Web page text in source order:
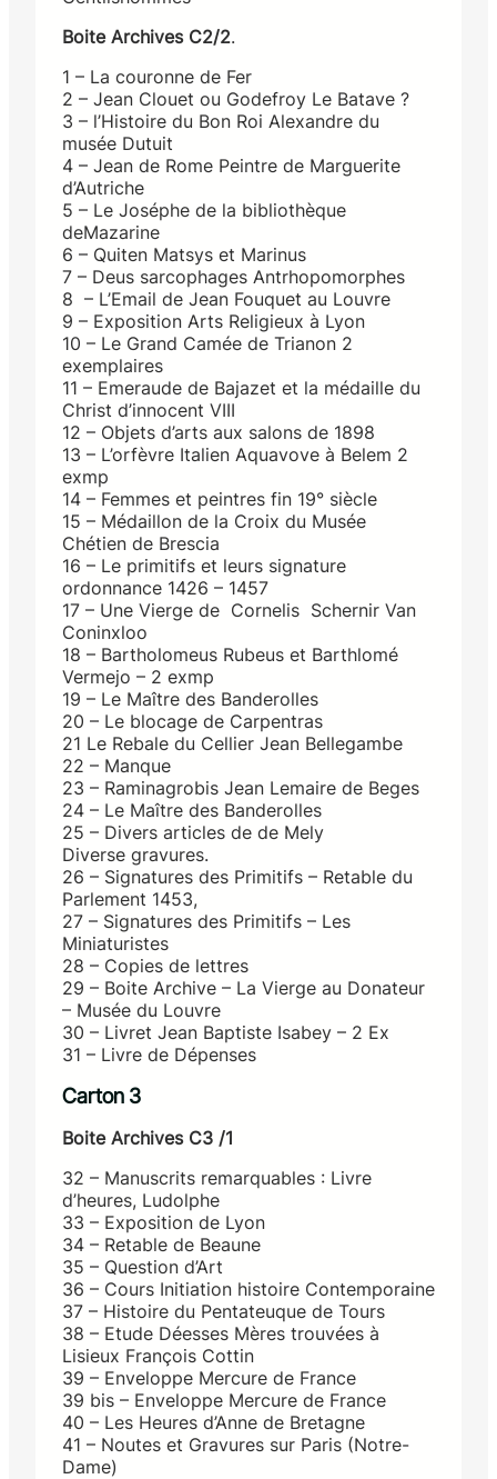
Boite Archives C2/2.
1 – La couronne de Fer
2 – Jean Clouet ou Godefroy Le Batave ?
3 – l’Histoire du Bon Roi Alexandre du
musée Dutuit
4 – Jean de Rome Peintre de Marguerite
d’Autriche
5 – Le Joséphe de la bibliothèque
deMazarine
6 – Quiten Matsys et Marinus
7 – Deus sarcophages Antrhopomorphes
8 – L’Email de Jean Fouquet au Louvre
9 – Exposition Arts Religieux à Lyon
10 – Le Grand Camée de Trianon 2
exemplaires
11 – Emeraude de Bajazet et la médaille du
Christ d’innocent VIII
12 – Objets d’arts aux salons de 1898
13 – L’orfèvre Italien Aquavove à Belem 2
exmp
14 – Femmes et peintres fin 19° siècle
15 – Médaillon de la Croix du Musée
Chétien de Brescia
16 – Le primitifs et leurs signature
ordonnance 1426 – 1457
17 – Une Vierge de Cornelis Schernir Van
Coninxloo
18 – Bartholomeus Rubeus et Barthlomé
Vermejo – 2 exmp
19 – Le Maître des Banderolles
20 – Le blocage de Carpentras
21 Le Rebale du Cellier Jean Bellegambe
22 – Manque
23 – Raminagrobis Jean Lemaire de Beges
24 – Le Maître des Banderolles
25 – Divers articles de de Mely
Diverse gravures.
26 – Signatures des Primitifs – Retable du
Parlement 1453,
27 – Signatures des Primitifs – Les
Miniaturistes
28 – Copies de lettres
29 – Boite Archive – La Vierge au Donateur
– Musée du Louvre
30 – Livret Jean Baptiste Isabey – 2 Ex
31 – Livre de Dépenses
Carton 3
Boite Archives C3 /1
32 – Manuscrits remarquables : Livre
d’heures, Ludolphe
33 – Exposition de Lyon
34 – Retable de Beaune
35 – Question d’Art
36 – Cours Initiation histoire Contemporaine
37 – Histoire du Pentateuque de Tours
38 – Etude Déesses Mères trouvées à
Lisieux François Cottin
39 – Enveloppe Mercure de France
39 bis – Enveloppe Mercure de France
40 – Les Heures d’Anne de Bretagne
41 – Noutes et Gravures sur Paris (Notre-
Dame)